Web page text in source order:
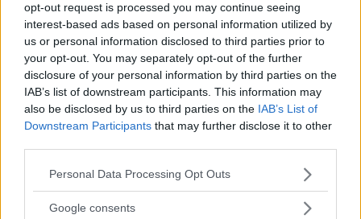
opt-out request is processed you may continue seeing
interest-based ads based on personal information utilized by
us or personal information disclosed to third parties prior to
your opt-out. You may separately opt-out of the further
disclosure of your personal information by third parties on the
IAB’s list of downstream participants. This information may
also be disclosed by us to third parties on the IAB’s List of
Downstream Participants that may further disclose it to other
Please note that this website/app uses one or more Google
not limited to your visit or usage behaviour. You may click to
Personal Data Processing Opt Outs
Google consents